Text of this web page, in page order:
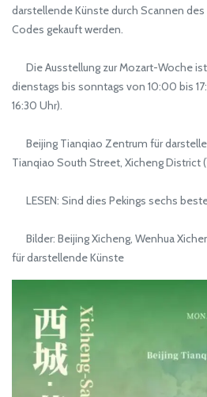
darstellende Künste durch Scannen
Codes gekauft werden.
Die Ausstellung zur Mozart-Woche
dienstags bis sonntags von 10:00 bis
16:30 Uhr).
Beijing Tianqiao Zentrum für
Tianqiao South Street, Xicheng District
LESEN: Sind dies Pekings sechs
Bilder: Beijing Xicheng, Wenhua
für darstellende Künste